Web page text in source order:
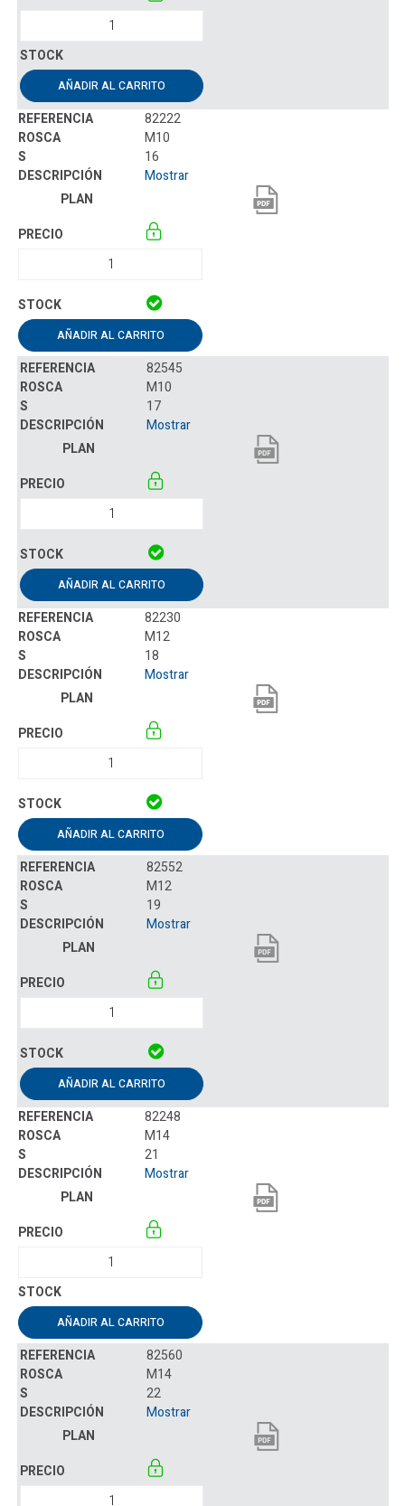
AÑADIR AL CARRITO
82222
M10
16
Mostrar
AÑADIR AL CARRITO
82545
M10
17
Mostrar
AÑADIR AL CARRITO
82230
M12
18
Mostrar
AÑADIR AL CARRITO
82552
M12
19
Mostrar
AÑADIR AL CARRITO
82248
M14
21
Mostrar
AÑADIR AL CARRITO
82560
M14
22
Mostrar